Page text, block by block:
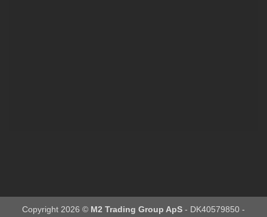
Copyright 2026 © M2 Trading Group ApS - DK40579850 -